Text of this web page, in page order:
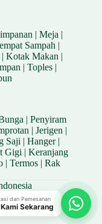
|Meja |
Sampah |
|Kotak Makan |
| Toples|
|Penyiram
| Jerigen|
Saji| Hanger|
Gigi |Keranjang
| Termos| Rak
dan Pemesanan
Sekarang